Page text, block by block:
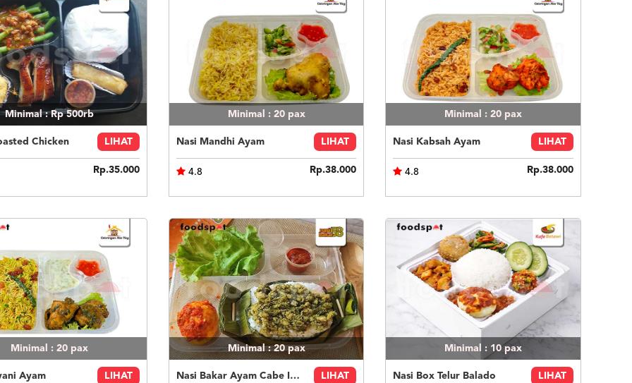
Minimal : Rp 500rb
Chicken LIHAT
Rp.35.000
Minimal : 20 pax
Nasi Mandhi Ayam LIHAT
4.8 Rp.38.000
Minimal : 20 pax
Nasi Kabsah Ayam LIHAT
4.8 Rp.38.000
Minimal : 20 pax
Ayam LIHAT
Minimal : 20pax
Nasi Bakar Ayam Cabe Ijo + Telor Balado LIHAT
Minimal : 10 pax
Nasi Box Telur Balado LIHAT